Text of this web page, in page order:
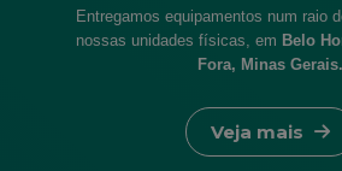
Entregamos equipamentos num raio
nossas unidades físicas, em Belo
Fora, Minas Gerais.
Veja mais